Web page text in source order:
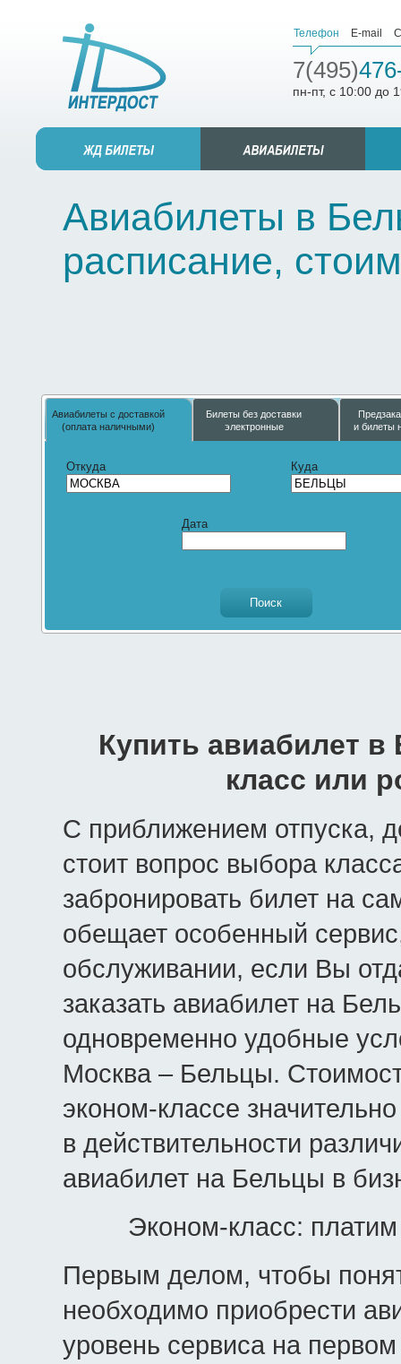
Телефон E-mail
7(495)
пн-пт, с 10:00 до
Авиабилеты в
расписание,
Авиабилеты с доставкой
(оплата наличными)
Билеты без доставки
электронные
и билеты
Откуда Куда
Дата
Купить авиабилет
класс или
С приближением отпуска,
стоит вопрос выбора
забронировать билет на
обещает особенный
обслуживании, если Вы
заказать авиабилет на
одновременно удобные
Москва – Бельцы.
эконом-классе
в действительности
авиабилет на Бельцы в
Эконом-класс:
Первым делом, чтобы
необходимо приобрести
уровень сервиса на